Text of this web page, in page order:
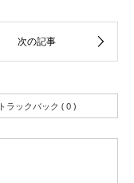
トラックバック ( 0 )